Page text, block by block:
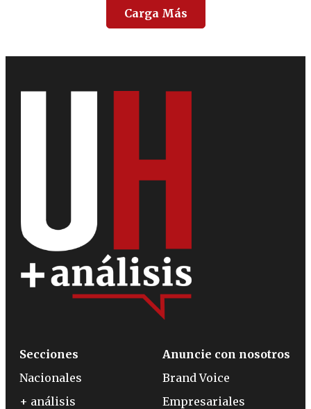
Carga Más
Secciones
Nacionales
+ análisis
Anuncie con nosotros
Brand Voice
Empresariales